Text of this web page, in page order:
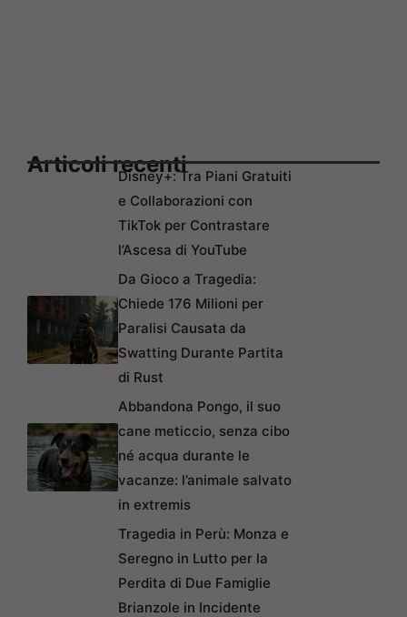
Articoli recentiDisney+: Tra Piani Gratuiti
e Collaborazioni con
TikTok per Contrastare
l’Ascesa di YouTube
Da Gioco a Tragedia:
Chiede 176 Milioni per
Paralisi Causata da
Swatting Durante Partita
di Rust
Abbandona Pongo, il suo
cane meticcio, senza cibo
né acqua durante le
vacanze: l’animale salvato
in extremis
Tragedia in Perù: Monza e
Seregno in Lutto per la
Perdita di Due Famiglie
Brianzole in Incidente